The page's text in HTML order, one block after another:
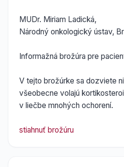
MUDr. Miriam Ladická,
Národný onkologický ústav,
Informažná brožúra pre
V tejto brožúrke sa dozviete
všeobecne volajú
v liečbe mnohých ochorení.
stiahnuť brožúru